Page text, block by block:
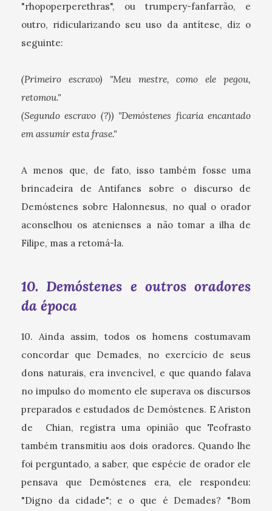
"rhopoperperethras", ou trumpery-fanfarrão, e
outro, ridicularizando seu uso da antítese, diz o
seguinte:
(Primeiro escravo) "Meu mestre, como ele pegou,
retomou."
(Segundo escravo (?)) "Demóstenes ficaria encantado
em assumir esta frase."
A menos que, de fato, isso também fosse uma
brincadeira de Antifanes sobre o discurso de
Demóstenes sobre Halonnesus, no qual o orador
aconselhou os atenienses a não tomar a ilha de
Filipe, mas a retomá-la.
10. Demóstenes e outros oradores
da época
10. Ainda assim, todos os homens costumavam
concordar que Demades, no exercício de seus
dons naturais, era invencível, e que quando falava
no impulso do momento ele superava os discursos
preparados e estudados de Demóstenes. E Ariston
de Chian, registra uma opinião que Teofrasto
também transmitiu aos dois oradores. Quando lhe
foi perguntado, a saber, que espécie de orador ele
pensava que Demóstenes era, ele respondeu:
"Digno da cidade"; e o que é Demades? "Bom